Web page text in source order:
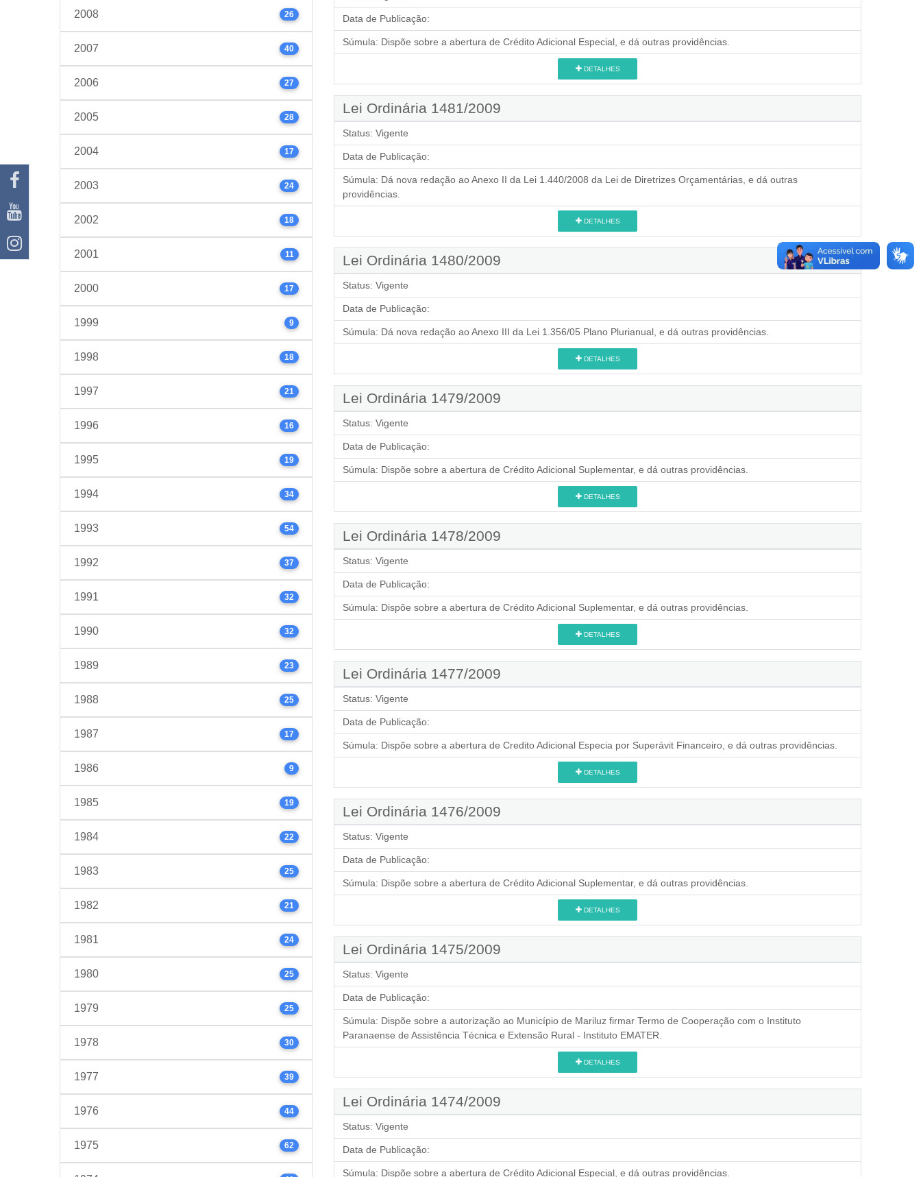
2008 26
2007 40
2006 27
2005 28
2004 17
2003 24
2002 18
2001 11
2000 17
1999 9
1998 18
1997 21
1996 16
1995 19
1994 34
1993 54
1992 37
1991 32
1990 32
1989 23
1988 25
1987 17
1986 9
1985 19
1984 22
1983 25
1982 21
1981 24
1980 25
1979 25
1978 30
1977 39
1976 44
1975 62
Data de Publicação:
Súmula: Dispõe sobre a abertura de Crédito Adicional Especial, e dá outras providências.
DETALHES
Lei Ordinária 1481/2009
Status: Vigente
Data de Publicação:
Súmula: Dá nova redação ao Anexo II da Lei 1.440/2008 da Lei de Diretrizes Orçamentárias, e dá outras
providências.
DETALHES
Lei Ordinária 1480/2009
Status: Vigente
Data de Publicação:
Súmula: Dá nova redação ao Anexo III da Lei 1.356/05 Plano Plurianual, e dá outras providências.
DETALHES
Lei Ordinária 1479/2009
Status: Vigente
Data de Publicação:
Súmula: Dispõe sobre a abertura de Crédito Adicional Suplementar, e dá outras providências.
DETALHES
Lei Ordinária 1478/2009
Status: Vigente
Data de Publicação:
Súmula: Dispõe sobre a abertura de Crédito Adicional Suplementar, e dá outras providências.
DETALHES
Lei Ordinária 1477/2009
Status: Vigente
Data de Publicação:
Súmula: Dispõe sobre a abertura de Credito Adicional Especia por Superávit Financeiro, e dá outras providências.
DETALHES
Lei Ordinária 1476/2009
Status: Vigente
Data de Publicação:
Súmula: Dispõe sobre a abertura de Crédito Adicional Suplementar, e dá outras providências.
DETALHES
Lei Ordinária 1475/2009
Status: Vigente
Data de Publicação:
Súmula: Dispõe sobre a autorização ao Município de Mariluz firmar Termo de Cooperação com o Instituto
Paranaense de Assistência Técnica e Extensão Rural - Instituto EMATER.
DETALHES
Lei Ordinária 1474/2009
Status: Vigente
Data de Publicação:
Súmula: Dispõe sobre a abertura de Crédito Adicional Especial, e dá outras providências.